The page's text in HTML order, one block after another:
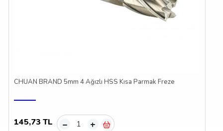
CHUAN BRAND 5mm 4 Ağızlı HSS Kısa Parmak Freze
145,73 TL – +